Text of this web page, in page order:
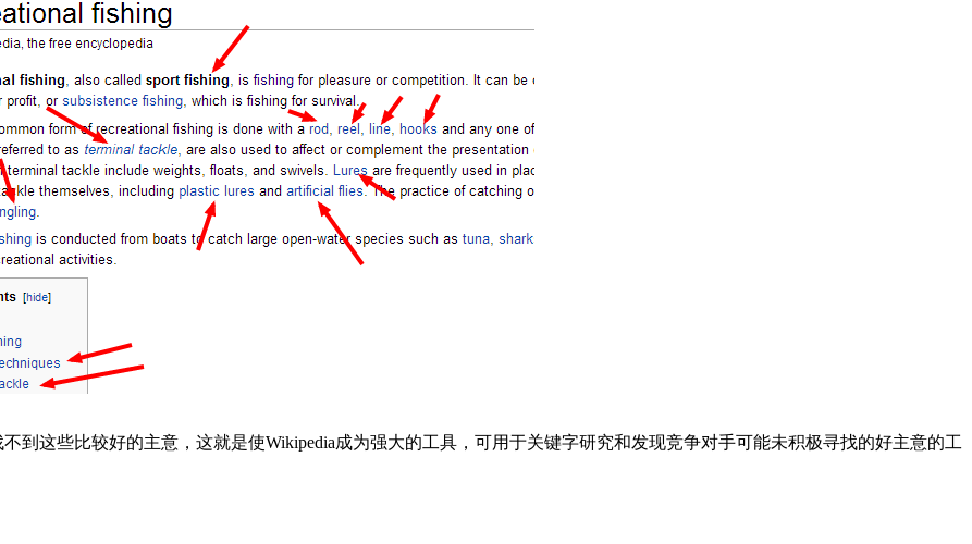
到这些比较好的主意， 这就是使Wikipedia成为强大的工具，可用于关键字研究和发现竞争对手可能未积极寻找的好主意的工